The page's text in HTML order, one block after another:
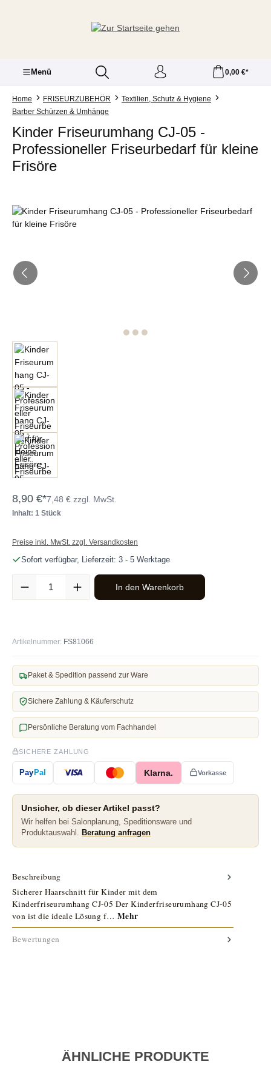
Menü 0,00 €*
Home FRISEURZUBEHÖR
Textilien, Schutz & Hygiene
Barber Schürzen & Umhänge
Kinder Friseurumhang CJ-05 -
Professioneller Friseurbedarf für kleine
Frisöre
Bildergalerie überspringen
8,90 €*7,48 € zzgl. MwSt.
Inhalt: 1 Stück
Preise inkl. MwSt. zzgl. Versandkosten
Sofort verfügbar, Lieferzeit: 3 - 5 Werktage
Produkt Anzahl: Gib den gewünschten Wert ein oder benutze die
In den Warenkorb
Artikelnummer: FS81066
Paket & Spedition passend zur Ware
Sichere Zahlung & Käuferschutz
Persönliche Beratung vom Fachhandel
SICHERE ZAHLUNG
PayPal Klarna. Vorkasse
Unsicher, ob dieser Artikel passt?
Wir helfen bei Salonplanung, Speditionsware und
Produktauswahl.
Beratung anfragen
Beschreibung
Sicherer Haarschnitt für Kinder mit dem
Kinderfriseurumhang CJ-05 Der Kinderfriseurumhang CJ-05
von ist die ideale Lösung f… Mehr
Bewertungen
ÄHNLICHE PRODUKTE